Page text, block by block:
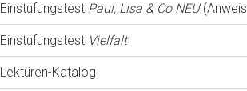
Einstufungstest Paul, Lisa & Co NEU
Einstufungstest Vielfalt
Lektüren-Katalog